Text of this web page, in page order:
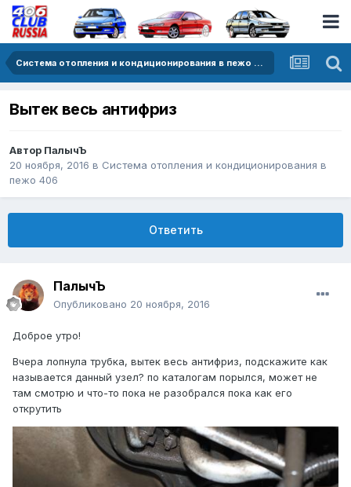
Система отопления и кондиционирования в пежо 406
Вытек весь антифриз
Автор ПалычЪ
20 ноября, 2016 в Система отопления и кондиционирования в
пежо 406
Ответить
ПалычЪ
Опубликовано 20 ноября, 2016
Доброе утро!
Вчера лопнула трубка, вытек весь антифриз, подскажите как
называется данный узел? по каталогам порылся, может не
там смотрю и что-то пока не разобрался пока как его
открутить